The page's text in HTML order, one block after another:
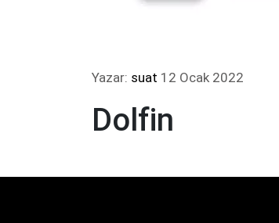
Yazar: suat 12 Ocak 2022
Dolfin